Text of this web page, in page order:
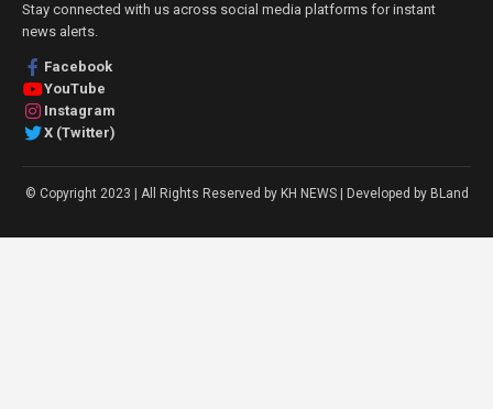
Stay connected with us across social media platforms for instant
news alerts.
Facebook
YouTube
Instagram
X (Twitter)
© Copyright 2023 | All Rights Reserved by KH NEWS | Developed by BLand